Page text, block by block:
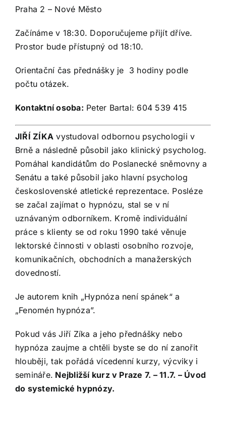
Praha 2 – Nové Město
Začínáme v 18:30. Doporučujeme přijít dříve.
Prostor bude přístupný od 18:10.
Orientační čas přednášky je 3 hodiny podle
počtu otázek.
Kontaktní osoba: Peter Bartal: 604 539 415
JIŘÍ ZÍKA vystudoval odbornou psychologii v
Brně a následně působil jako klinický psycholog.
Pomáhal kandidátům do Poslanecké sněmovny a
Senátu a také působil jako hlavní psycholog
československé atletické reprezentace. Posléze
se začal zajímat o hypnózu, stal se v ní
uznávaným odborníkem. Kromě individuální
práce s klienty se od roku 1990 také věnuje
lektorské činnosti v oblasti osobního rozvoje,
komunikačních, obchodních a manažerských
dovedností.
Je autorem knih „Hypnóza není spánek“ a
„Fenomén hypnóza”.
Pokud vás Jiří Zíka a jeho přednášky nebo
hypnóza zaujme a chtěli byste se do ní zanořit
hlouběji, tak pořádá vícedenní kurzy, výcviky i
semináře. Nejbližší kurz v Praze 7. – 11.7. – Úvod
do systemické hypnózy.